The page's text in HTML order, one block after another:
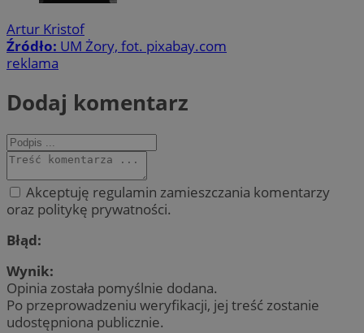
Artur Kristof
Źródło: UM Żory, fot. pixabay.com
reklama
Dodaj komentarz
Akceptuję regulamin zamieszczania komentarzy
oraz politykę prywatności.
Błąd:
Wynik:
Opinia została pomyślnie dodana.
Po przeprowadzeniu weryfikacji, jej treść zostanie
udostępniona publicznie.